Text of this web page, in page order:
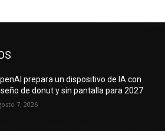
prepara un dispositivo de IA con
de donut y sin pantalla para 2027
7, 2026